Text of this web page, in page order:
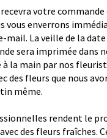
votre
vous enverrons
La veille de la
sera imprimée dans
à la main par nos
des fleurs que nous
même.
rendent le
des fleurs fraîches.